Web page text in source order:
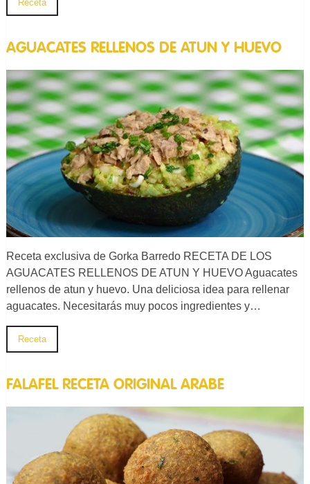
Receta
AGUACATES RELLENOS DE ATUN Y HUEVO
Receta exclusiva de Gorka Barredo RECETA DE LOS
AGUACATES RELLENOS DE ATUN Y HUEVO Aguacates
rellenos de atun y huevo. Una deliciosa idea para rellenar
aguacates. Necesitarás muy pocos ingredientes y…
Receta
FALAFEL RECETA ORIGINAL ARABE